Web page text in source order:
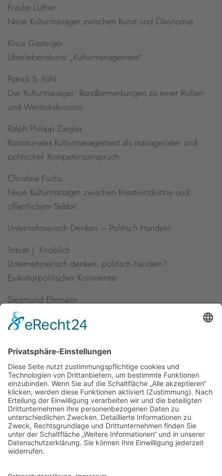
Frauke Luther
Neue Kulturmanager zwischen Kunst und Ökonomie
Klaus Gasteiger
Überlebenskunst „Kulturmanagement“
Patrick S. Föhl
Der Kulturmanager: Randbemerkungen zu einer Rollen-
und Wertediskussion
Ralph Philipp Ziegler
Kommunales Kulturmanagement als managerialer und
politischer Kompetenzanspruch
Christine Fuchs
Neue Kulturmanager zwischen Kreativindustrie und
öffentlichem Sektor:
Unternehmerisch Denken – Politisch Handeln
Tobias J. Knoblich
Unternehmerisch denken, politisch handeln?
Einkulturpolitischer Kommentar
Siegmund Ehrmann
Impulsbeitrag zur Diskussion
Impulsbeitrag zur Diskussion
Newsletter
Presse
Anfahrt
Partner
Schutzkonzept